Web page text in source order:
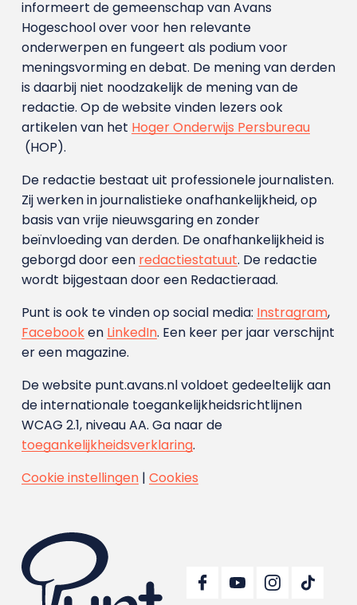
informeert de gemeenschap van Avans
Hogeschool over voor hen relevante
onderwerpen en fungeert als podium voor
meningsvorming en debat. De mening van derden
is daarbij niet noodzakelijk de mening van de
redactie. Op de website vinden lezers ook
artikelen van het Hoger Onderwijs Persbureau
(HOP).
De redactie bestaat uit professionele journalisten.
Zij werken in journalistieke onafhankelijkheid, op
basis van vrije nieuwsgaring en zonder
beïnvloeding van derden. De onafhankelijkheid is
geborgd door een redactiestatuut. De redactie
wordt bijgestaan door een Redactieraad.
Punt is ook te vinden op social media: Instragram,
Facebooken LinkedIn. Een keer per jaar verschijnt
er een magazine.
De website punt.avans.nl voldoet gedeeltelijk aan
de internationale toegankelijkheidsrichtlijnen
WCAG 2.1, niveau AA. Ga naar de
toegankelijkheidsverklaring.
Cookie instellingen| Cookies